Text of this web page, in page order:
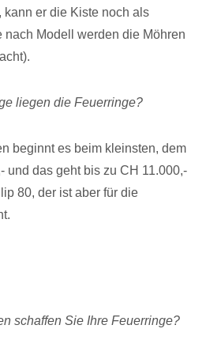
kann er die Kiste noch als
nach Modell werden die Möhren
liegen die Feuerringe?
beginnt es beim kleinsten, dem
und das geht bis zu CH 11.000,-
80, der ist aber für die
schaffen Sie Ihre Feuerringe?